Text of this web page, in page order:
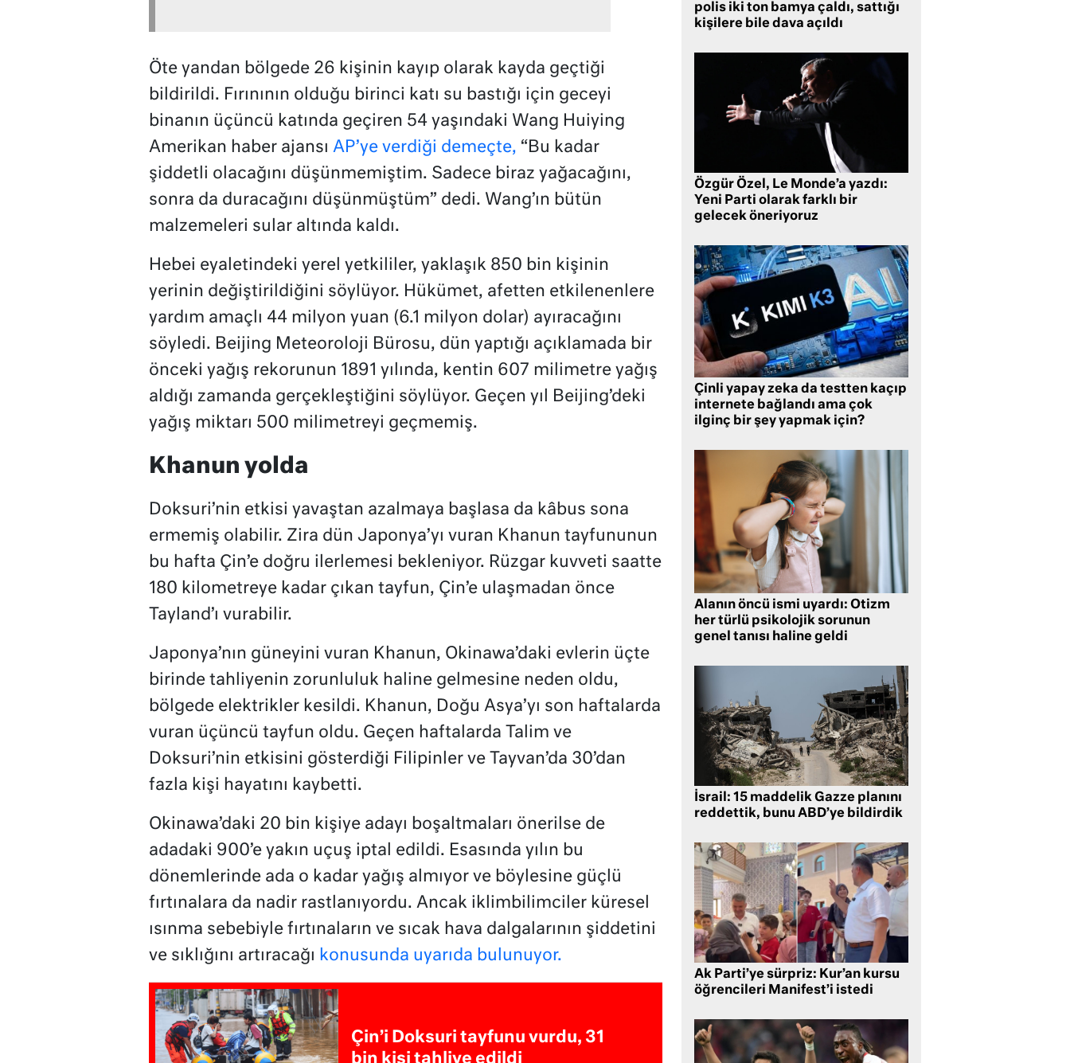
Öte yandan bölgede 26 kişinin kayıp olarak kayda geçtiği
bildirildi. Fırınının olduğu birinci katı su bastığı için geceyi
binanın üçüncü katında geçiren 54 yaşındaki Wang Huiying
Amerikan haber ajansı AP’ye verdiği demeçte, “Bu kadar
şiddetli olacağını düşünmemiştim. Sadece biraz yağacağını,
sonra da duracağını düşünmüştüm” dedi. Wang’ın bütün
malzemeleri sular altında kaldı.
Hebei eyaletindeki yerel yetkililer, yaklaşık 850 bin kişinin
yerinin değiştirildiğini söylüyor. Hükümet, afetten etkilenenlere
yardım amaçlı 44 milyon yuan (6.1 milyon dolar) ayıracağını
söyledi. Beijing Meteoroloji Bürosu, dün yaptığı açıklamada bir
önceki yağış rekorunun 1891 yılında, kentin 607 milimetre yağış
aldığı zamanda gerçekleştiğini söylüyor. Geçen yıl Beijing’deki
yağış miktarı 500 milimetreyi geçmemiş.
Khanun yolda
Doksuri’nin etkisi yavaştan azalmaya başlasa da kâbus sona
ermemiş olabilir. Zira dün Japonya’yı vuran Khanun tayfununun
bu hafta Çin’e doğru ilerlemesi bekleniyor. Rüzgar kuvveti saatte
180 kilometreye kadar çıkan tayfun, Çin’e ulaşmadan önce
Tayland’ı vurabilir.
Japonya’nın güneyini vuran Khanun, Okinawa’daki evlerin üçte
birinde tahliyenin zorunluluk haline gelmesine neden oldu,
bölgede elektrikler kesildi. Khanun, Doğu Asya’yı son haftalarda
vuran üçüncü tayfun oldu. Geçen haftalarda Talim ve
Doksuri’nin etkisini gösterdiği Filipinler ve Tayvan’da 30’dan
fazla kişi hayatını kaybetti.
Okinawa’daki 20 bin kişiye adayı boşaltmaları önerilse de
adadaki 900’e yakın uçuş iptal edildi. Esasında yılın bu
dönemlerinde ada o kadar yağış almıyor ve böylesine güçlü
fırtınalara da nadir rastlanıyordu. Ancak iklimbilimciler küresel
ısınma sebebiyle fırtınaların ve sıcak hava dalgalarının şiddetini
ve sıklığını artıracağı konusunda uyarıda bulunuyor.
Çin’i Doksuri tayfunu vurdu, 31
bin kişi tahliye edildi
polis iki ton bamya çaldı, sattığı
kişilere bile dava açıldı
Özgür Özel, Le Monde’a yazdı:
Yeni Parti olarak farklı bir
gelecek öneriyoruz
Çinli yapay zeka da testten kaçıp
internete bağlandı ama çok
ilginç bir şey yapmak için?
Alanın öncü ismi uyardı: Otizm
her türlü psikolojik sorunun
genel tanısı haline geldi
İsrail: 15 maddelik Gazze planını
reddettik, bunu ABD’ye bildirdik
Ak Parti’ye sürpriz: Kur’an kursu
öğrencileri Manifest’i istedi